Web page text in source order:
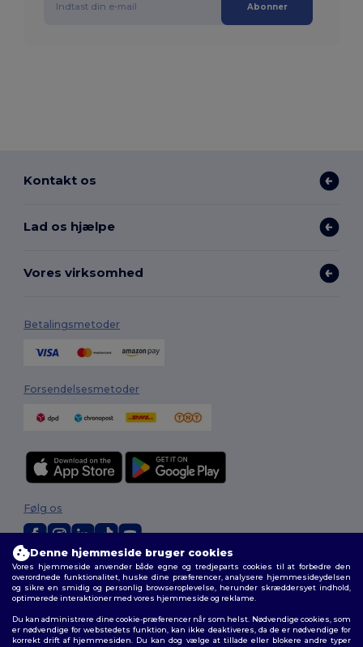
Abonner
Kontakt os
Lad os hjælpe
Vores virksomhed
Betalingsmetoder
Forsendelsesmetoder
2026. Alle rettigheder forbeholdes
Vilkår og Betingelser|Tilpasset politik|Fortrolighedspolitik|Politik for
cookies|Sitemap
Følg os
Denne hjemmeside bruger cookies
Vores hjemmeside anvender både egne og tredjeparts cookies til at forbedre den
overordnede funktionalitet, huske dine præferencer, analysere hjemmesideydelsen
og sikre en smidig og personlig browseroplevelse, herunder skræddersyet indhold,
optimerede interaktioner med vores hjemmeside og reklame.
Du kan administrere dine cookie-præferencer når som helst. Nødvendige cookies, som
er nødvendige for webstedets funktion, kan ikke deaktiveres, da de er nødvendige for
korrekt drift af hjemmesiden. Du kan dog vælge at tillade eller blokere andre typer